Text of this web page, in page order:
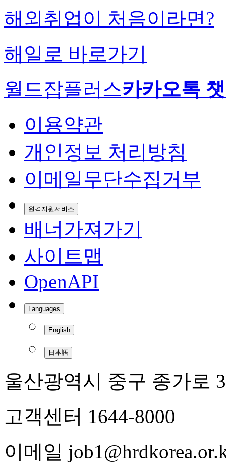
해외취업이 처음이라면?
해일로 바로가기
월드잡플러스카카오톡
이용약관
개인정보 처리방침
이메일무단수집거부
원격지원서비스
배너가져가기
사이트맵
OpenAPI
Languages
English
日本語
울산광역시 중구 종가로
고객센터 1644-8000
이메일